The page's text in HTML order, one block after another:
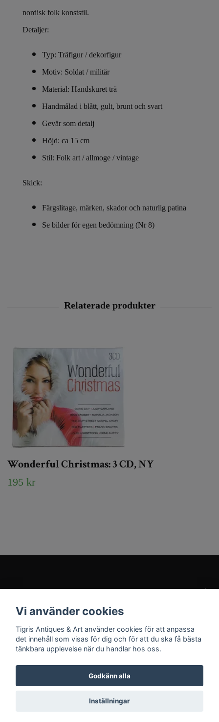
nordisk folk konststil.
Detaljer:
Typ: Träfigur / dekorfigur
Motiv: Soldat / militär
Material: Handskuret trä
Handmålad i blått, gult, brunt och svart
Gevär som detalj
Höjd: ca 15 cm
Stil: Folk art / allmoge / vintage
Skick:
Färgslitage, märken, skador och naturlig patina
Se bilder för egen bedömning (Nr 8)
Wonderful Christmas: 3 CD, NY
195 kr
Sociala medier
© 2026 Tigris Antiques & Art
Vi använder cookies
Tigris Antiques & Art använder cookies för att anpassa
det innehåll som visas för dig och för att du ska få bästa
tänkbara upplevelse när du handlar hos oss.
Godkänn alla
Inställningar